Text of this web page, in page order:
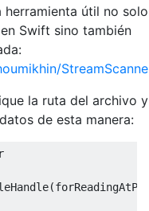
herramienta útil no solo
Swift sino también
la ruta del archivo y
de esta manera:
(